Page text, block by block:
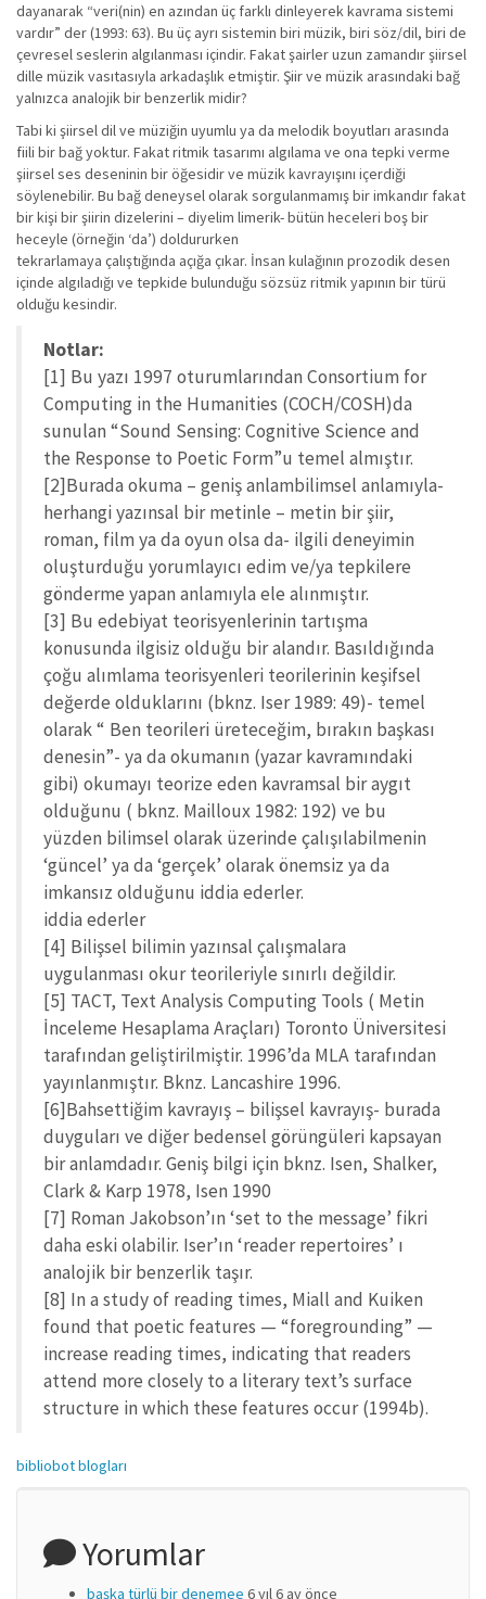
dayanarak “veri(nin) en azından üç farklı dinleyerek kavrama sistemi
vardır” der (1993: 63). Bu üç ayrı sistemin biri müzik, biri söz/dil, biri de
çevresel seslerin algılanması içindir. Fakat şairler uzun zamandır şiirsel
dille müzik vasıtasıyla arkadaşlık etmiştir. Şiir ve müzik arasındaki bağ
yalnızca analojik bir benzerlik midir?
Tabi ki şiirsel dil ve müziğin uyumlu ya da melodik boyutları arasında
fiili bir bağ yoktur. Fakat ritmik tasarımı algılama ve ona tepki verme
şiirsel ses deseninin bir öğesidir ve müzik kavrayışını içerdiği
söylenebilir. Bu bağ deneysel olarak sorgulanmamış bir imkandır fakat
bir kişi bir şiirin dizelerini – diyelim limerik- bütün heceleri boş bir
heceyle (örneğin ‘da’) doldururken
tekrarlamaya çalıştığında açığa çıkar. İnsan kulağının prozodik desen
içinde algıladığı ve tepkide bulunduğu sözsüz ritmik yapının bir türü
olduğu kesindir.
Notlar:
[1] Bu yazı 1997 oturumlarından Consortium for
Computing in the Humanities (COCH/COSH)da
sunulan “Sound Sensing: Cognitive Science and
the Response to Poetic Form”u temel almıştır.
[2]Burada okuma – geniş anlambilimsel anlamıyla-
herhangi yazınsal bir metinle – metin bir şiir,
roman, film ya da oyun olsa da- ilgili deneyimin
oluşturduğu yorumlayıcı edim ve/ya tepkilere
gönderme yapan anlamıyla ele alınmıştır.
[3] Bu edebiyat teorisyenlerinin tartışma
konusunda ilgisiz olduğu bir alandır. Basıldığında
çoğu alımlama teorisyenleri teorilerinin keşifsel
değerde olduklarını (bknz. Iser 1989: 49)- temel
olarak “ Ben teorileri üreteceğim, bırakın başkası
denesin”- ya da okumanın (yazar kavramındaki
gibi) okumayı teorize eden kavramsal bir aygıt
olduğunu ( bknz. Mailloux 1982: 192) ve bu
yüzden bilimsel olarak üzerinde çalışılabilmenin
‘güncel’ ya da ‘gerçek’ olarak önemsiz ya da
imkansız olduğunu iddia ederler.
iddia ederler
[4] Bilişsel bilimin yazınsal çalışmalara
uygulanması okur teorileriyle sınırlı değildir.
[5] TACT, Text Analysis Computing Tools ( Metin
İnceleme Hesaplama Araçları) Toronto Üniversitesi
tarafından geliştirilmiştir. 1996’da MLA tarafından
yayınlanmıştır. Bknz. Lancashire 1996.
[6]Bahsettiğim kavrayış – bilişsel kavrayış- burada
duyguları ve diğer bedensel görüngüleri kapsayan
bir anlamdadır. Geniş bilgi için bknz. Isen, Shalker,
Clark & Karp 1978, Isen 1990
[7] Roman Jakobson’ın ‘set to the message’ fikri
daha eski olabilir. Iser’ın ‘reader repertoires’ ı
analojik bir benzerlik taşır.
[8] In a study of reading times, Miall and Kuiken
found that poetic features — “foregrounding” —
increase reading times, indicating that readers
attend more closely to a literary text’s surface
structure in which these features occur (1994b).
bibliobot blogları
Yorumlar
başka türlü bir denemee 6 yıl 6 ay önce